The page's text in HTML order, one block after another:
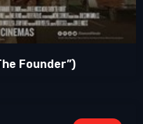
Founder”)